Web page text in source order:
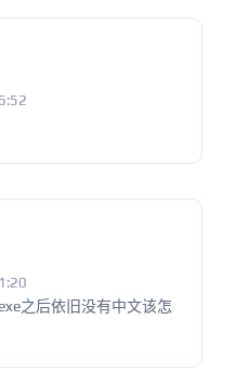
之后依旧没有中文该怎